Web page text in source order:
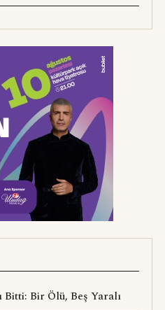
Bitti: Bir Ölü, Beş Yaralı